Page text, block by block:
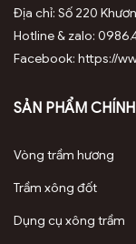
Địa chỉ: Số 220
Hotline & zalo:
Facebook: https://
SẢN PHẨM CHÍNH
Vòng trầm hương
Trầm xông đốt
Dụng cụ xông trầm